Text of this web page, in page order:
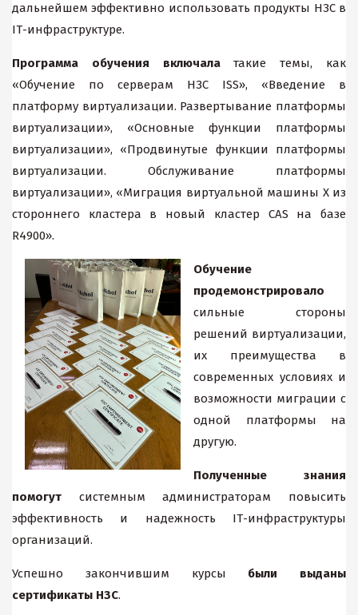
дальнейшем эффективно использовать продукты НЗС в
IТ-инфраструктуре.
Программа обучения включалатакие темы, как
«Обучение по серверам НЗС ISS», «Введение в
платформу виртуализации. Развертывание платформы
виртуализации», «Основные функции платформы
виртуализации», «Продвинутые функции платформы
виртуализации. Обслуживание платформы
виртуализации», «Миграция виртуальной машины Х из
стороннего кластера в новый кластер CAS на базе
R4900».
Обучение
продемонстрировало
сильные стороны
решений виртуализации,
их преимущества в
современных условиях и
возможности миграции с
одной платформы на
другую.
Полученные знания
помогут системным администраторам повысить
эффективность и надежность IТ-инфраструктуры
организаций.
Успешно закончившим курсы были выданы
сертификаты НЗС.